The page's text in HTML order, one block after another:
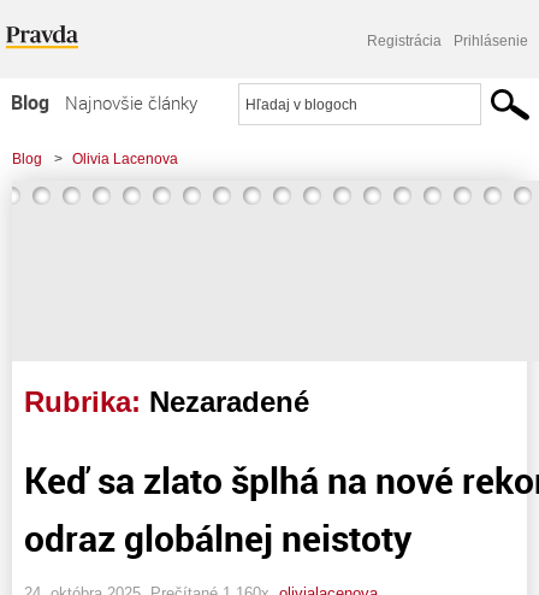
Registrácia Prihlásenie
Blog
Najnovšie články
Najčítanejšie články
Najkomentovanejšie články
Blog > Olivia Lacenova
Rubrika: Nezaradené
Keď sa zlato šplhá na nové
odraz globálnej neistoty